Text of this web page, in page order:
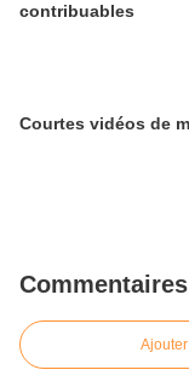
contribuables
Courtes vidéos de
Commentaires